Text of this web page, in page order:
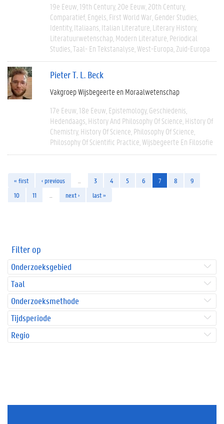
19e Eeuw 19th Century 20e Eeuw 20th Century
Comparatief Engels First World War Gender Studies
Identity Italiaans Italian Literature Literary History
Literatuurwetenschap Modern Literature Periodical
Studies Taal- En Tekstanalyse West-Europa Zuid-Europa
Pieter T. L. Beck
Vakgroep Wijsbegeerte en Moraalwetenschap
17e Eeuw 18e Eeuw Epistemology Geschiedenis
Hedendaags History And Philosophy Of Science History Of
Chemistry History Of Science Philosophy Of Science
Philosophy Of Scientific Practice Wijsbegeerte En Filosofie
« first ‹ previous 3 4 5 6 7 8
9
10
11 next › last »
Filter op
Onderzoeksgebied
Taal
Onderzoeksmethode
Tijdsperiode
Regio